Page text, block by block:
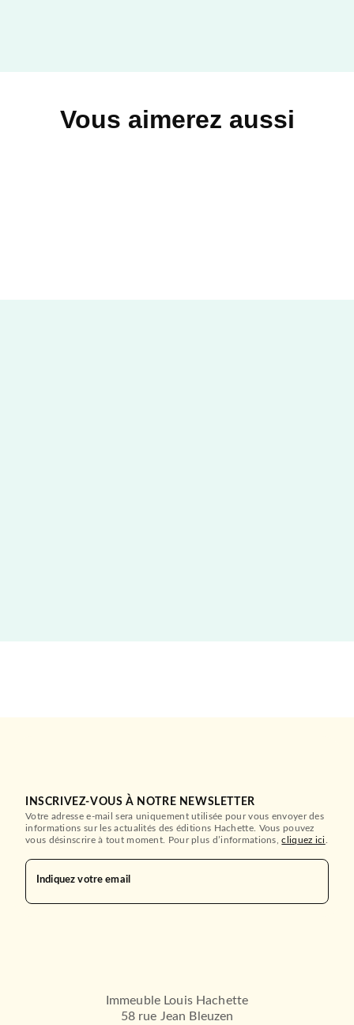
Vous aimerez aussi
INSCRIVEZ-VOUS À NOTRE NEWSLETTER
Votre adresse e-mail sera uniquement utilisée pour vous envoyer des
informations sur les actualités des éditions Hachette. Vous pouvez
vous désinscrire à tout moment. Pour plus d’informations,cliquez ici
Indiquez votre email
Immeuble Louis Hachette
58 rue Jean Bleuzen